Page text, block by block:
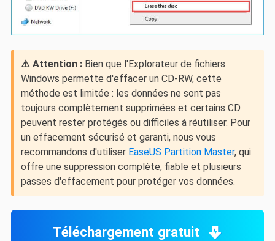
⚠️ Attention :Bien que l'Explorateur de fichiers
Windows permette d'effacer un CD-RW, cette
méthode est limitée : les données ne sont pas
toujours complètement supprimées et certains CD
peuvent rester protégés ou difficiles à réutiliser. Pour
un effacement sécurisé et garanti, nous vous
recommandons d'utiliser EaseUS Partition Master, qui
offre une suppression complète, fiable et plusieurs
passes d'effacement pour protéger vos données.
Téléchargement gratuit